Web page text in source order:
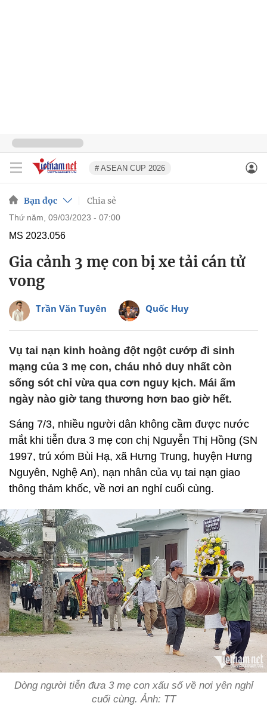
# ASEAN CUP 2026
Bạn đọc Chia sẻ
thứ năm, 09/03/2023 - 07:00
MS 2023.056
Gia cảnh 3 mẹ con bị xe tải cán tử
vong
Trần Văn Tuyên Quốc Huy
Vụ tai nạn kinh hoàng đột ngột cướp đi sinh
mạng của 3 mẹ con, cháu nhỏ duy nhất còn
sống sót chỉ vừa qua cơn nguy kịch. Mái ấm
ngày nào giờ tang thương hơn bao giờ hết.
Sáng 7/3, nhiều người dân không cầm được nước
mắt khi tiễn đưa 3 mẹ con chị Nguyễn Thị Hồng (SN
1997, trú xóm Bùi Hạ, xã Hưng Trung, huyện Hưng
Nguyên, Nghệ An), nạn nhân của vụ tai nạn giao
thông thảm khốc, về nơi an nghỉ cuối cùng.
Dòng người tiễn đưa 3 mẹ con xấu số về nơi yên nghỉ
cuối cùng. Ảnh: TT